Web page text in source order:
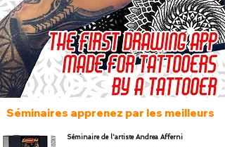
Séminaires apprenez par les meilleurs
Séminaire de l'artiste Andrea Afferni